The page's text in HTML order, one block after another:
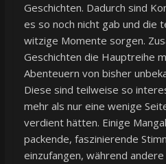
Geschichten. Dadurch sind
es so noch nicht gab und die
witzige Momente sorgen.
Geschichten die Hauptreihe
Abenteuern von bisher
Diese sind teilweise so
mehr als nur eine wenige
verdient hätten. Einige
packende, faszinierende
einzufangen, während